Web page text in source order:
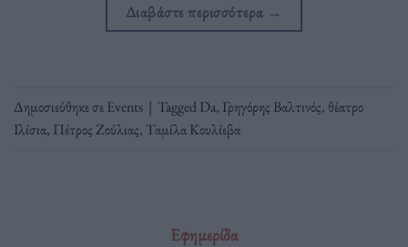
Διαβάστε περισσότερα →
Δημοσιεύθηκε σεEvents | TaggedDa, Γρηγόρης Βαλτινός, θέατρο
Ιλίσια, Πέτρος Ζούλιας, Ταμίλα Κουλίεβα
Εφημερίδα